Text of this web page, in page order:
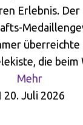
Erlebnis.
überreichte
die beim
Mehr
20. Juli 2026